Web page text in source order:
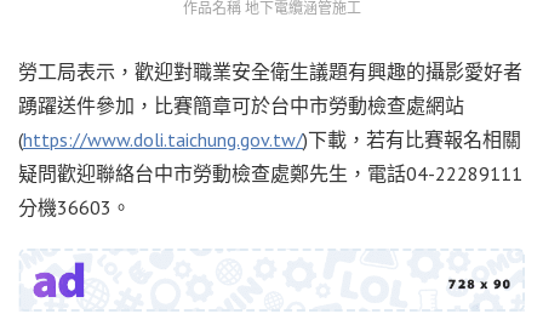
作品名稱 地下電纜涵管施工
勞工局表示，歡迎對職業安全衛生議題有興趣的攝影愛好者
踴躍送件參加，比賽簡章可於台中市勞動檢查處網站
(https://www.doli.taichung.gov.tw/)下載，若有比賽報名相關
疑問歡迎聯絡台中市勞動檢查處鄭先生，電話04-22289111
分機36603。